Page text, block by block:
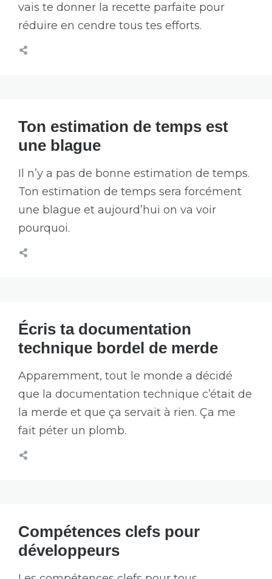
vais te donner la recette parfaite pour
réduire en cendre tous tes efforts.
Ton estimation de temps est
une blague
Il n’y a pas de bonne estimation de temps.
Ton estimation de temps sera forcément
une blague et aujourd’hui on va voir
pourquoi.
Écris ta documentation
technique bordel de merde
Apparemment, tout le monde a décidé
que la documentation technique c’était de
la merde et que ça servait à rien. Ça me
fait péter un plomb.
Compétences clefs pour
développeurs